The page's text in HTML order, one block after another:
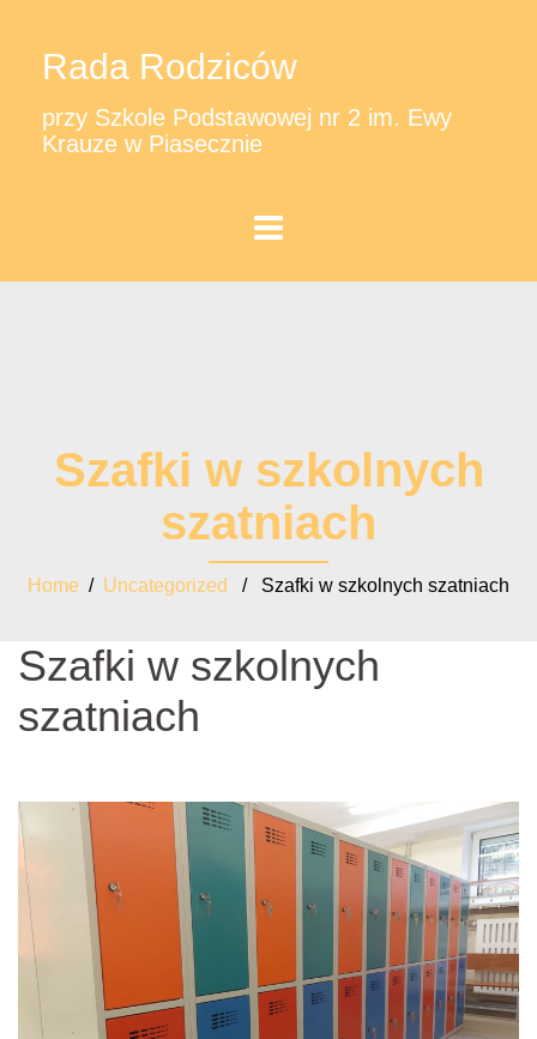
Rada Rodziców
przy Szkole Podstawowej nr 2 im. Ewy
Krauze w Piasecznie
Szafki w szkolnych
szatniach
Home / Uncategorized / Szafki w szkolnych szatniach
Szafki w szkolnych
szatniach